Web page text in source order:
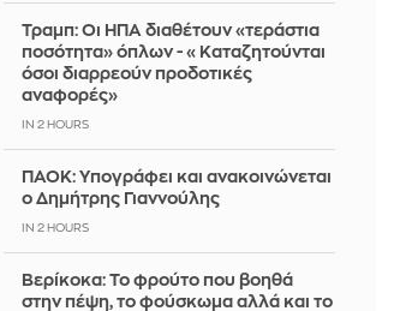
Τραμπ: Οι ΗΠΑ διαθέτουν «τεράστια
ποσότητα» όπλων - «Καταζητούνται
όσοι διαρρεούν προδοτικές
αναφορές»
IN 2 HOURS
ΠΑΟΚ: Υπογράφει και ανακοινώνεται
ο Δημήτρης Γιαννούλης
IN 2 HOURS
Βερίκοκα: Το φρούτο που βοηθά
στην πέψη, το φούσκωμα αλλά και το